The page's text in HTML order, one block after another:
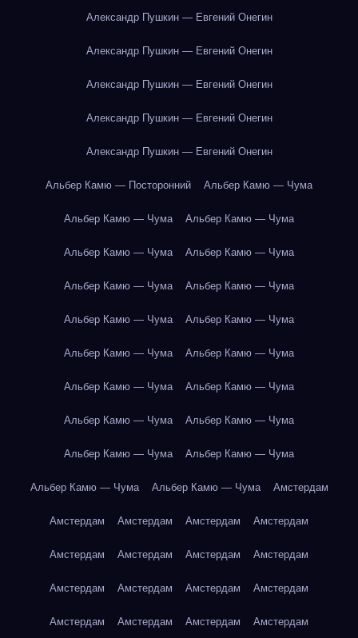
Александр Пушкин — Евгений Онегин
Александр Пушкин — Евгений Онегин
Александр Пушкин — Евгений Онегин
Александр Пушкин — Евгений Онегин
Александр Пушкин — Евгений Онегин
Альбер Камю — Посторонний Альбер Камю — Чума
Альбер Камю — Чума Альбер Камю — Чума
Альбер Камю — Чума Альбер Камю — Чума
Альбер Камю — Чума Альбер Камю — Чума
Альбер Камю — Чума Альбер Камю — Чума
Альбер Камю — Чума Альбер Камю — Чума
Альбер Камю — Чума Альбер Камю — Чума
Альбер Камю — Чума Альбер Камю — Чума
Альбер Камю — Чума Альбер Камю — Чума
Альбер Камю — Чума Альбер Камю — Чума Амстердам
Амстердам Амстердам Амстердам Амстердам
Амстердам Амстердам Амстердам Амстердам
Амстердам Амстердам Амстердам Амстердам
Амстердам Амстердам Амстердам Амстердам